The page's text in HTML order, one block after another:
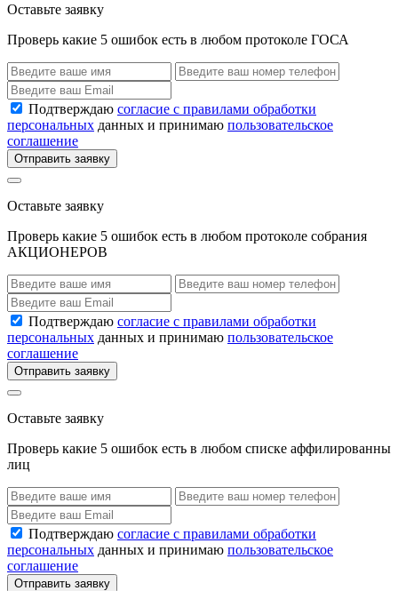
Оставьте заявку
Проверь какие 5 ошибок есть в любом протоколе ГОСА
Подтверждаю согласие с правилами обработки
персональных данных и принимаю пользовательское
соглашение
Отправить заявку
Оставьте заявку
Проверь какие 5 ошибок есть в любом протоколе собрания
АКЦИОНЕРОВ
Подтверждаю согласие с правилами обработки
персональных данных и принимаю пользовательское
соглашение
Отправить заявку
Оставьте заявку
Проверь какие 5 ошибок есть в любом списке аффилированны
лиц
Подтверждаю согласие с правилами обработки
персональных данных и принимаю пользовательское
соглашение
Отправить заявку